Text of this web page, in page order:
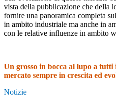
vista della pubblicazione che della
fornire una panoramica completa
in ambito industriale ma anche in
con le relative influenze in ambito
Un grosso in bocca al lupo a
mercato sempre in crescita ed
Notizie